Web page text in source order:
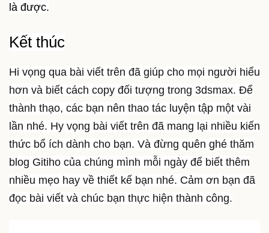
là được.
Kết thúc
Hi vọng qua bài viết trên đã giúp cho mọi người hiểu
hơn và biết cách copy đối tượng trong 3dsmax. Để
thành thạo, các bạn nên thao tác luyện tập một vài
lần nhé. Hy vọng bài viết trên đã mang lại nhiều kiến
thức bổ ích dành cho bạn. Và đừng quên ghé thăm
blog Gitiho của chúng mình mỗi ngày để biết thêm
nhiều mẹo hay về thiết kế bạn nhé. Cảm ơn bạn đã
đọc bài viết và chúc bạn thực hiện thành công.